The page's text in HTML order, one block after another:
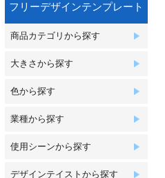
フリーデザインテンプレート
商品カテゴリから探す
大きさから探す
色から探す
業種から探す
使用シーンから探す
デザインテイストから探す